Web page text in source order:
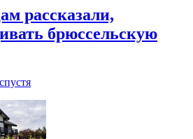
рассказали,
брюссельскую